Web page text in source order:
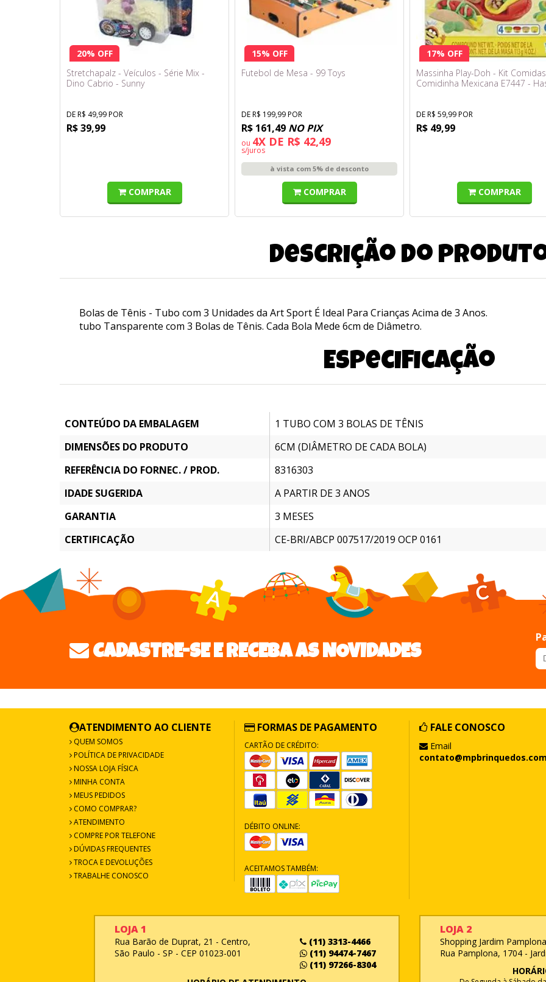
20% OFF
Stretchapalz - Veículos - Série Mix -
Dino Cabrio - Sunny
DE R$ 49,99 POR
R$ 39,99
COMPRAR
15% OFF
Futebol de Mesa - 99 Toys
DE R$ 199,99 POR
R$ 161,49 NO PIX
ou 4X DE R$ 42,49
s/juros
à vista com 5% de desconto
COMPRAR
17% OFF
Massinha Play-Doh - Kit
Comidinha Mexicana E7447 -
DE R$ 59,99 POR
R$ 49,99
COMPRAR
Descrição do
Bolas de Tênis - Tubo com 3 Unidades da Art Sport É Ideal Para Crianças Acima de 3 Anos.
tubo Tansparente com 3 Bolas de Tênis. Cada Bola Mede 6cm de Diâmetro.
Especificação
CONTEÚDO DA EMBALAGEM
1 TUBO COM 3 BOLAS DE TÊNIS
DIMENSÕES DO PRODUTO
6CM (DIÂMETRO DE CADA BOLA)
REFERÊNCIA DO FORNEC. / PROD.
8316303
IDADE SUGERIDA
A PARTIR DE 3 ANOS
GARANTIA
3 MESES
CERTIFICAÇÃO
CE-BRI/ABCP 007517/2019 OCP 0161
CADASTRE-SE E RECEBA AS NOVIDADES
ATENDIMENTO AO CLIENTE
QUEM SOMOS
POLÍTICA DE PRIVACIDADE
NOSSA LOJA FÍSICA
MINHA CONTA
MEUS PEDIDOS
COMO COMPRAR?
ATENDIMENTO
COMPRE POR TELEFONE
DÚVIDAS FREQUENTES
TROCA E DEVOLUÇÕES
TRABALHE CONOSCO
FORMAS DE PAGAMENTO
CARTÃO DE CRÉDITO:
DÉBITO ONLINE:
ACEITAMOS TAMBÉM:
FALE CONOSCO
Email
LOJA 1
Rua Barão de Duprat, 21 - Centro,
São Paulo - SP - CEP 01023-001
(11) 3313-4466
(11) 94474-7467
(11) 97266-8304
LOJA 2
Shopping Jardim
Rua Pamplona, 1704 -